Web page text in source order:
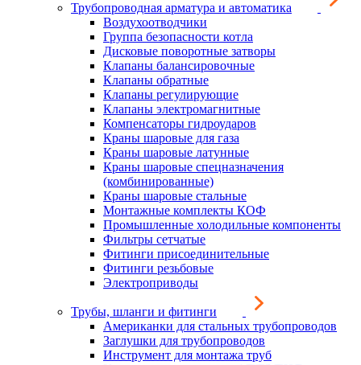
Трубопроводная арматура и автоматика
Воздухоотводчики
Группа безопасности котла
Дисковые поворотные затворы
Клапаны балансировочные
Клапаны обратные
Клапаны регулирующие
Клапаны электромагнитные
Компенсаторы гидроударов
Краны шаровые для газа
Краны шаровые латунные
Краны шаровые спецназначения
(комбинированные)
Краны шаровые стальные
Монтажные комплекты КОФ
Промышленные холодильные компоненты
Фильтры сетчатые
Фитинги присоединительные
Фитинги резьбовые
Электроприводы
Трубы, шланги и фитинги
Американки для стальных трубопроводов
Заглушки для трубопроводов
Инструмент для монтажа труб